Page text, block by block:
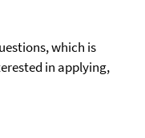
which is
in applying,